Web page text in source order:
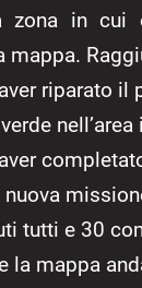
zona in cui
mappa.
riparato il
tutti e 30
la mappa